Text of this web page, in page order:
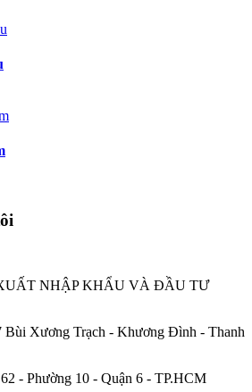
NHẬP KHẨU VÀ ĐẦU TƯ
Bùi Xương Trạch - Khương Đình - Thanh
- Phường 10 - Quận 6 - TP.HCM